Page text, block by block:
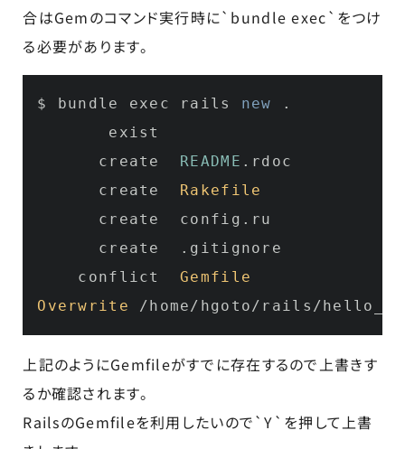
合はGemのコマンド実行時に`bundle exec`をつけ
る必要があります。
$ bundle exec rails new .
       exist
      create
README . rdoc
      create
Rakefile
      create  config.
ru
      create  .
gitignore
    conflict
Gemfile
Overwrite /home/hgoto/rails/
上記のようにGemfileがすでに存在するので上書きす
るか確認されます。
RailsのGemfileを利用したいので`Y`を押して上書